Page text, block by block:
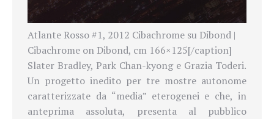
Atlante Rosso #1, 2012 Cibachrome su Dibond |
Cibachrome on Dibond, cm 166×125[/caption]
Slater Bradley, Park Chan-kyong e Grazia Toderi.
Un progetto inedito per tre mostre autonome
caratterizzate da “media” eterogenei e che, in
anteprima assoluta, presenta al pubblico